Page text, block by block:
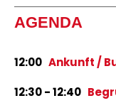
AGENDA
12:00 Ankunft /
12:30 - 12:40